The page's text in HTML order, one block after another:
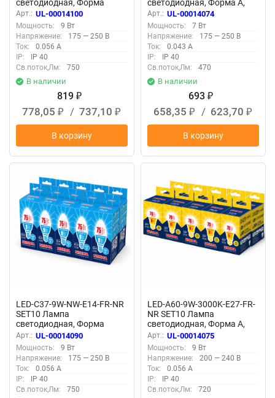
светодиодная, Форма
свеча на ветру, матовая,
Серия Norma, Дневной
белый свет 6500K,
Упаковка 10 штук
Арт.: UL-00014100
Мощность:
9 Вт
Напряжение:
175 — 250 В
Ток:
0.056 А
IP:
IP 40
Св.поток,Лм:
750
В наличии
819 ₽
778,05 ₽ / 737,10 ₽
В корзину
светодиодная, Форма A,
матовая, Серия Norma,
Теплый белый свет 3000K,
Картон, Упаковка 10 штук
Арт.: UL-00014074
Мощность:
7 Вт
Напряжение:
175 — 250 В
Ток:
0.043 А
IP:
IP 40
Св.поток,Лм:
470
В наличии
693 ₽
658,35 ₽ / 623,70 ₽
В корзину
LED-C37-9W-NW-E14-FR-NR
SET10 Лампа
светодиодная, Форма
свеча, матовая, Серия
Norma, Белый свет 4000K,
Упаковка 10 штук
Арт.: UL-00014090
Мощность:
9 Вт
Напряжение:
175 — 250 В
Ток:
0.056 А
IP:
IP 40
Св.поток,Лм:
750
LED-A60-9W-3000K-E27-FR-
NR SET10 Лампа
светодиодная, Форма A,
матовая, Серия Norma,
Теплый белый свет 3000K,
Картон, Упаковка 10 штук
Арт.: UL-00014075
Мощность:
9 Вт
Напряжение:
200 — 240 В
Ток:
0.056 А
IP:
IP 40
Св.поток,Лм:
720